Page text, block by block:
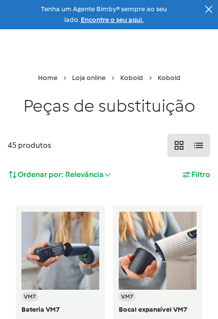
Ir para a página principal
Tenha um Agente Bimby® sempre ao seu
lado. Encontre o seu aqui.
Home Loja online Kobold Kobold
Peças de substituição
45 produtos
Ordenar por: Relevância Filtro
VM7
Bateria VM7
VM7
Bocal expansível VM7